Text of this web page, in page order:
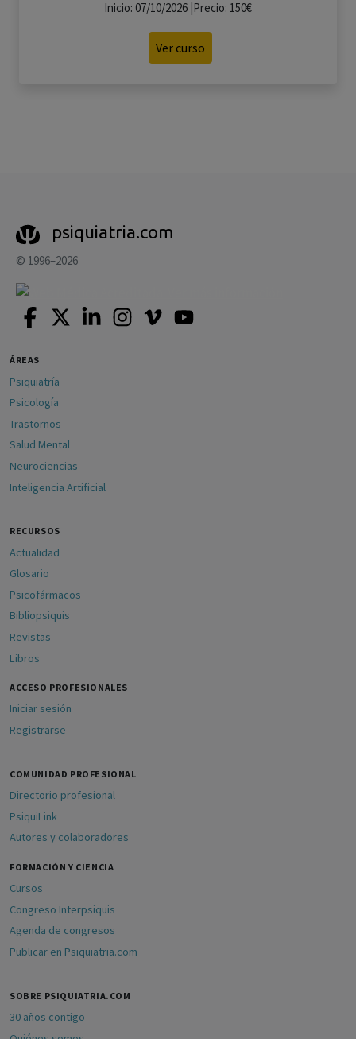
Inicio: 07/10/2026 |Precio: 150€
Ver curso
psiquiatria.com
© 1996–2026
ÁREAS
Psiquiatría
Psicología
Trastornos
Salud Mental
Neurociencias
Inteligencia Artificial
RECURSOS
Actualidad
Glosario
Psicofármacos
Bibliopsiquis
Revistas
Libros
ACCESO PROFESIONALES
Iniciar sesión
Registrarse
COMUNIDAD PROFESIONAL
Directorio profesional
PsiquiLink
Autores y colaboradores
FORMACIÓN Y CIENCIA
Cursos
Congreso Interpsiquis
Agenda de congresos
Publicar en Psiquiatria.com
SOBRE PSIQUIATRIA.COM
30 años contigo